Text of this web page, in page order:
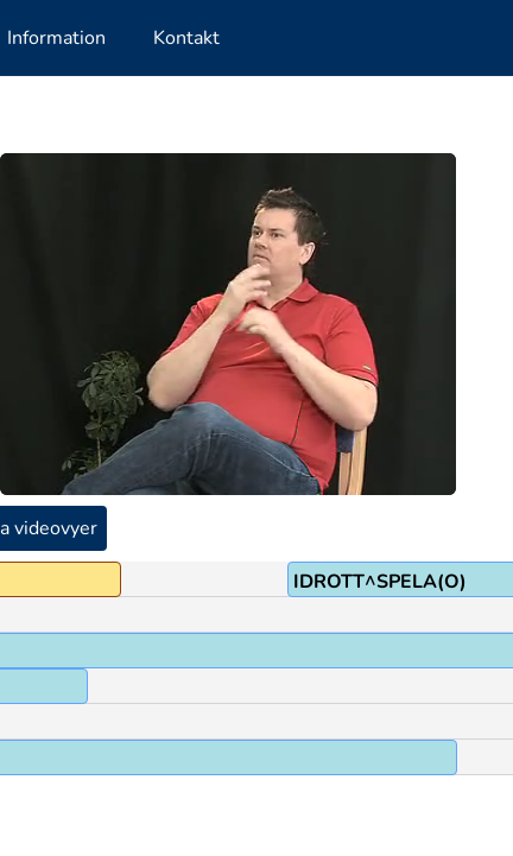
Information Kontakt
videovyer
IDROTT^SPELA(O)